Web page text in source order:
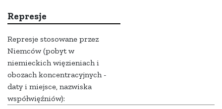
Represje
Represje stosowane przez
Niemców (pobyt w
niemieckich więzieniach i
obozach koncentracyjnych -
daty i miejsce, nazwiska
współwięźniów):